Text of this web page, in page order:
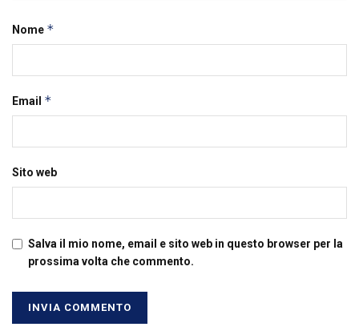
Nome *
Email *
Sito web
Salva il mio nome, email e sito web in questo browser per la
prossima volta che commento.